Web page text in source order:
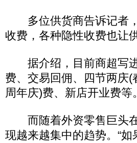
多位供货商告诉记者，
收费，各种隐性收费也让
据介绍，目前商超写进
费、交易回佣、四节两庆
周年庆)费、新店开业费等。
而随着外资零售巨头在
现越来越集中的趋势。“